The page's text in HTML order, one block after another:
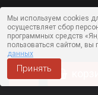
Мы используем cookies
осуществляет сбор
программных средств
пользоваться сайтом, вы
данных
Принять